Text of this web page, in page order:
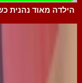
הילדה מאוד נהנית